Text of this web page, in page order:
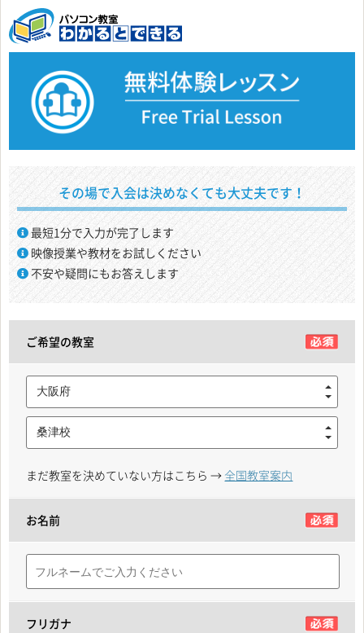
その場で入会は決めなくても大丈夫です！
最短1分で入力が完了します
映像授業や教材をお試しください
不安や疑問にもお答えします
ご希望の教室
大阪府
桑津校
まだ教室を決めていない方はこちら → 全国教室案内
お名前
フリガナ